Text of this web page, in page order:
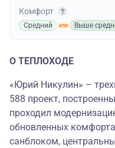
Комфорт
Средний Выше
О ТЕПЛОХОДЕ
«Юрий Никулин» –
588 проект,
проходил
обновленных
санблоком,